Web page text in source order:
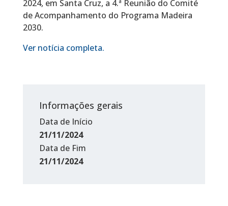
2024, em Santa Cruz, a 4.ª Reunião do Comité
de Acompanhamento do Programa Madeira
2030.
Ver notícia completa.
Informações gerais
Data de Início
21/11/2024
Data de Fim
21/11/2024